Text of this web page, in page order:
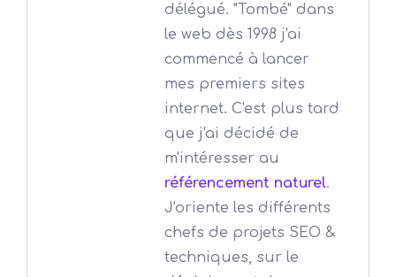
délégué. "Tombé" dans
le web dès 1998 j'ai
commencé à lancer
mes premiers sites
internet. C'est plus tard
que j'ai décidé de
m'intéresser au
référencement naturel.
J'oriente les différents
chefs de projets SEO &
techniques, sur le